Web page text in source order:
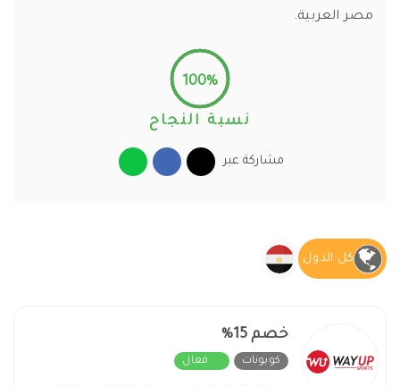
مصر العربية.
100%
نسبة النجاح
مشاركة عبر
كل الدول
خصم 15%
كوبونات فعال